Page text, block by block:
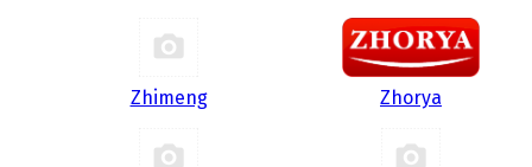
Zhimeng Zhorya